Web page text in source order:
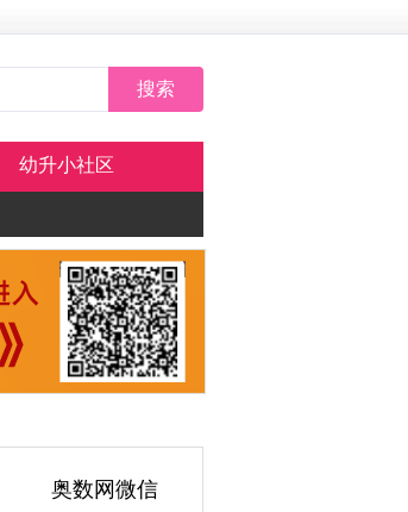
搜索
幼升小社区
奥数网微信